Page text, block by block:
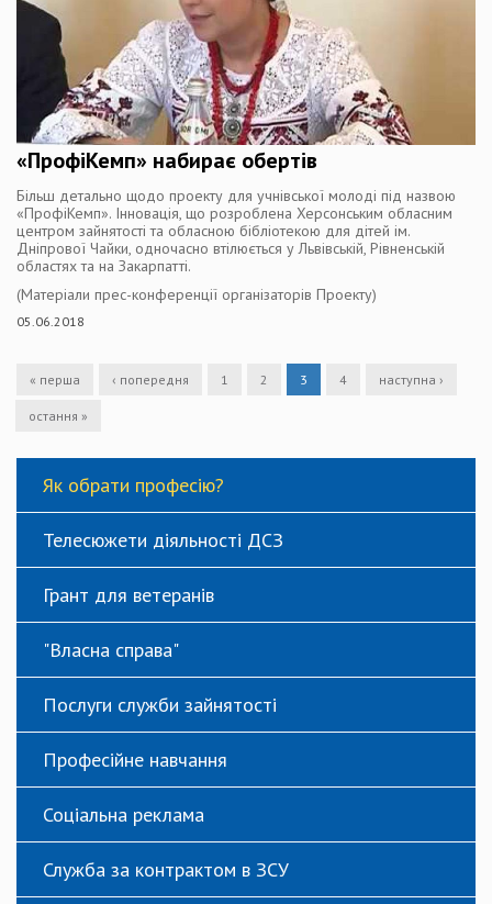
«ПрофіКемп» набирає обертів
Більш детально щодо проекту для учнівської молоді під назвою
«ПрофіКемп». Інновація, що розроблена Херсонським обласним
центром зайнятості та обласною бібліотекою для дітей ім.
Дніпрової Чайки, одночасно втілюється у Львівській, Рівненській
областях та на Закарпатті.
(Матеріали прес-конференції організаторів Проекту)
05.06.2018
« перша ‹ попередня 1 2 3 4 наступна ›
остання »
Як обрати професію?
Телесюжети діяльності ДСЗ
Грант для ветеранів
"Власна справа"
Послуги служби зайнятості
Професійне навчання
Соціальна реклама
Служба за контрактом в ЗСУ